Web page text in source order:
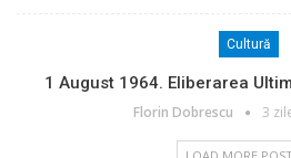
Cultură
1 August 1964. Eliberarea
Florin Dobrescu 3